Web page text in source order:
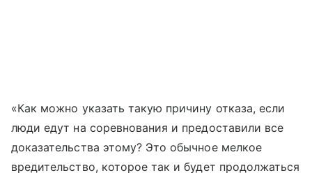
«Как можно указать такую причину отказа, если
люди едут на соревнования и предоставили все
доказательства этому? Это обычное мелкое
вредительство, которое так и будет продолжаться